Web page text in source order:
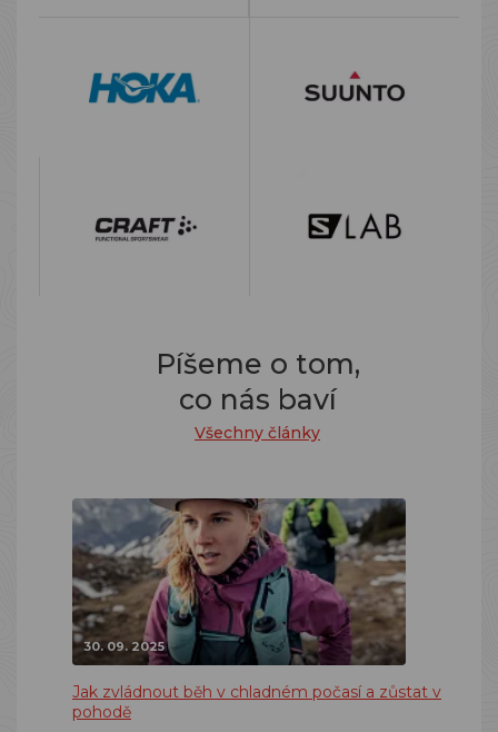
Píšeme o tom,
co nás baví
Všechny články
30. 09. 2025
Jak zvládnout běh v chladném počasí a zůstat v
pohodě